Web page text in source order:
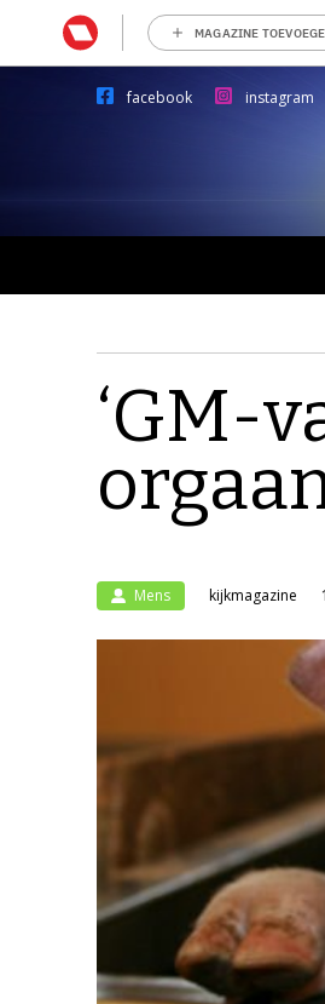
MAGAZINE
facebook instagram
‘GM-
Mens kijkmagazine